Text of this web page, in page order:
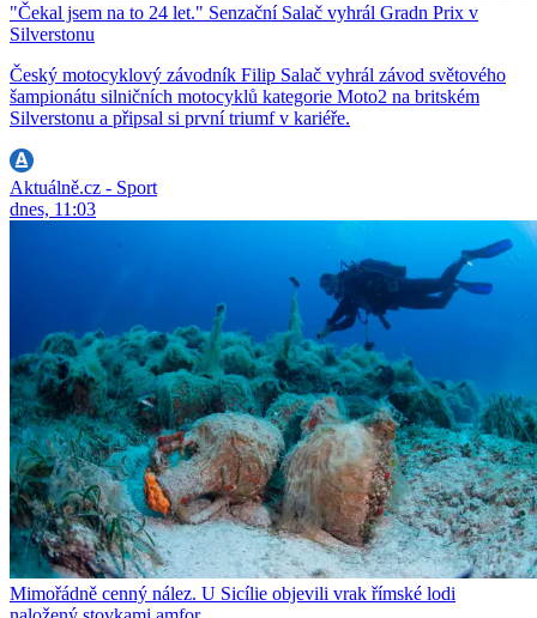
"Čekal jsem na to 24 let." Senzační Salač vyhrál Gradn Prix v
Silverstonu
Český motocyklový závodník Filip Salač vyhrál závod světového
šampionátu silničních motocyklů kategorie Moto2 na britském
Silverstonu a připsal si první triumf v kariéře.
Aktuálně.cz - Sport
dnes, 11:03
Mimořádně cenný nález. U Sicílie objevili vrak římské lodi